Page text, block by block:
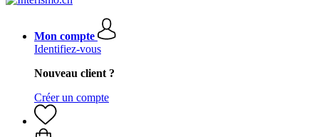
Mon compte
Identifiez-vous
Nouveau client ?
Créer un compte